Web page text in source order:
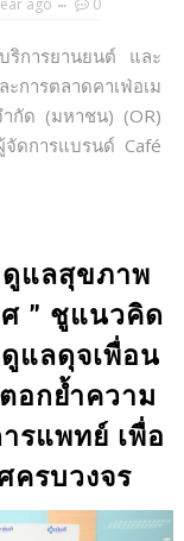
ago 0
การยานยนต์ และ
การตลาดคาเฟ่อเม
กัด (มหาชน) (OR)
ดการแบรนด์ Café
ดูแลสุขภาพ
” ชูแนวคิด
แลดุจเพื่อน
กย้ำความ
รแพทย์ เพื่อ
ครบวงจร